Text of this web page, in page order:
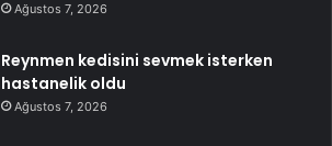
Ağustos 7, 2026
Reynmen kedisini sevmek isterken
hastanelik oldu
Ağustos 7, 2026